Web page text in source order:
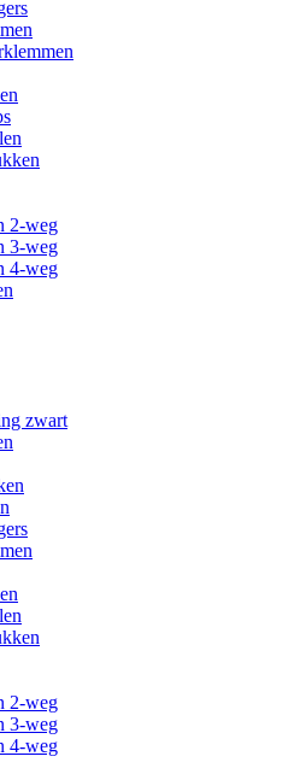
2-weg
3-weg
4-weg
zwart
2-weg
3-weg
4-weg